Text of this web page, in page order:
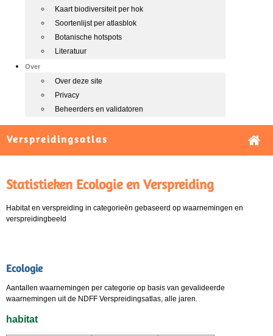
Kaart biodiversiteit per hok
Soortenlijst per atlasblok
Botanische hotspots
Literatuur
Over
Over deze site
Privacy
Beheerders en validatoren
Verspreidingsatlas
Statistieken Ecologie en Verspreiding
Habitat en verspreiding in categorieën gebaseerd op waarnemingen en
verspreidingbeeld
Ecologie
Aantallen waarnemingen per categorie op basis van gevalideerde
waarnemingen uit de NDFF Verspreidingsatlas, alle jaren.
habitat